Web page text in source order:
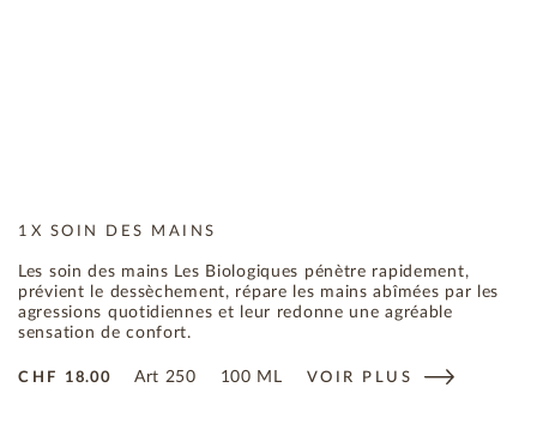
1X SOIN DES MAINS
Les soin des mains Les Biologiques pénètre rapidement,
prévient le dessèchement, répare les mains abîmées par les
agressions quotidiennes et leur redonne une agréable
sensation de confort.
CHF 18.00 Art 250 100 ML VOIR PLUS